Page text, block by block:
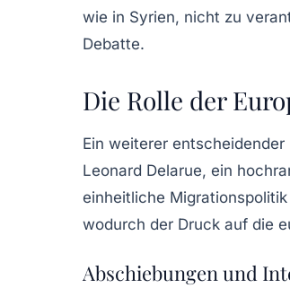
wie in Syrien, nicht zu
Debatte.
Die Rolle der
Ein weiterer
Leonard Delarue, ein
einheitliche
wodurch der Druck auf die
Abschiebungen und